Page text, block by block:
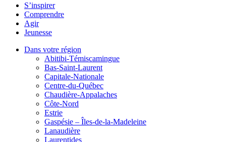
S’inspirer
Comprendre
Agir
Jeunesse
Dans votre région
Abitibi-Témiscamingue
Bas-Saint-Laurent
Capitale-Nationale
Centre-du-Québec
Chaudière-Appalaches
Côte-Nord
Estrie
Gaspésie – Îles-de-la-Madeleine
Lanaudière
Laurentides